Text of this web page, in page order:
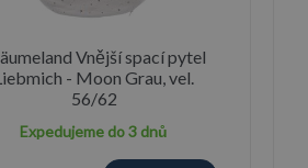
Vnější spací pytel
- Moon Grau, vel.
56/62
Expedujeme do 3 dnů